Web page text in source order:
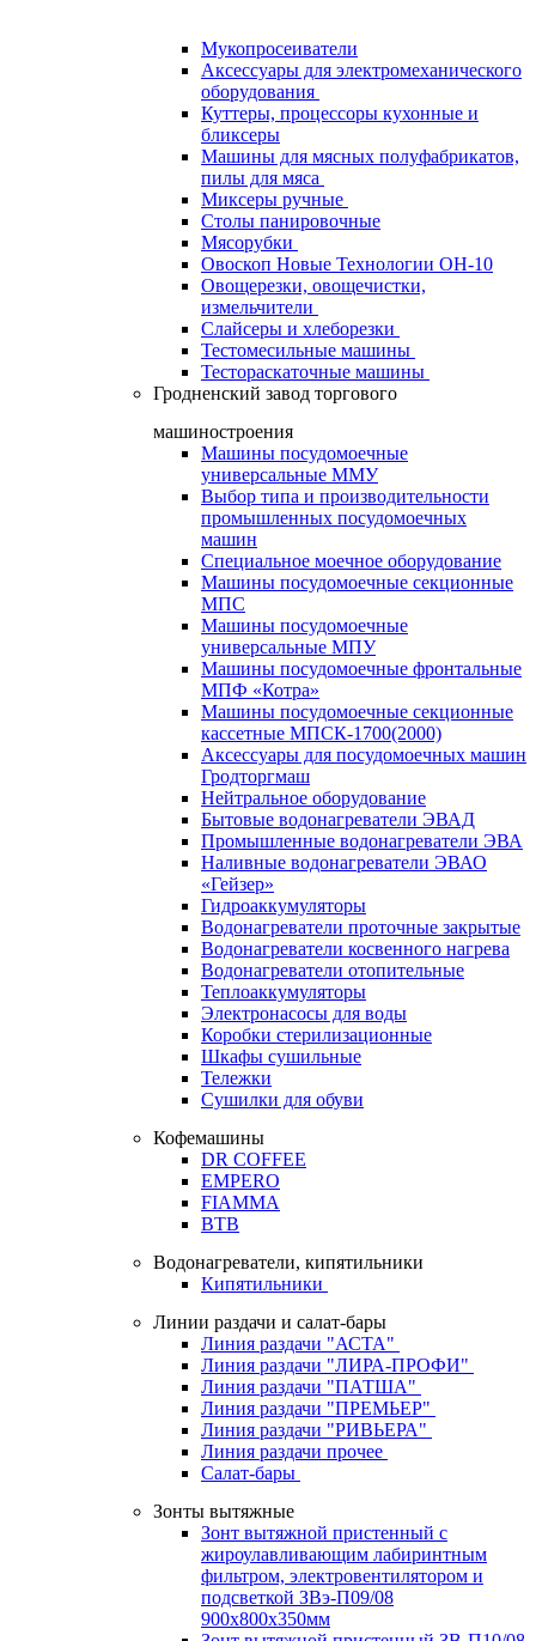
Мукопросеиватели
Аксессуары для электромеханического
оборудования
Куттеры, процессоры кухонные и
бликсеры
Машины для мясных полуфабрикатов,
пилы для мяса
Миксеры ручные
Столы панировочные
Мясорубки
Овоскоп Новые Технологии ОН-10
Овощерезки, овощечистки,
измельчители
Слайсеры и хлеборезки
Тестомесильные машины
Тестораскаточные машины
Гродненский завод торгового
машиностроения
Машины посудомоечные
универсальные ММУ
Выбор типа и производительности
промышленных посудомоечных
машин
Специальное моечное оборудование
Машины посудомоечные секционные
МПС
Машины посудомоечные
универсальные МПУ
Машины посудомоечные фронтальные
МПФ «Котра»
Машины посудомоечные секционные
кассетные МПСК-1700(2000)
Аксессуары для посудомоечных машин
Гродторгмаш
Нейтральное оборудование
Бытовые водонагреватели ЭВАД
Промышленные водонагреватели ЭВА
Наливные водонагреватели ЭВАО
«Гейзер»
Гидроаккумуляторы
Водонагреватели проточные закрытые
Водонагреватели косвенного нагрева
Водонагреватели отопительные
Теплоаккумуляторы
Электронасосы для воды
Коробки стерилизационные
Шкафы сушильные
Тележки
Сушилки для обуви
Кофемашины
DR COFFEE
EMPERO
FIAMMA
BTB
Водонагреватели, кипятильники
Кипятильники
Линии раздачи и салат-бары
Линия раздачи "АСТА"
Линия раздачи "ЛИРА-ПРОФИ"
Линия раздачи "ПАТША"
Линия раздачи "ПРЕМЬЕР"
Линия раздачи "РИВЬЕРА"
Линия раздачи прочее
Салат-бары
Зонты вытяжные
Зонт вытяжной пристенный с
жироулавливающим лабиринтным
фильтром, электровентилятором и
подсветкой ЗВэ-П09/08
900х800х350мм